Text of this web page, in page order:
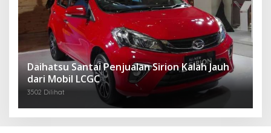
Daihatsu Santai Penjualan Sirion Kalah Jauh
dari Mobil LCGC
3502 Dilihat